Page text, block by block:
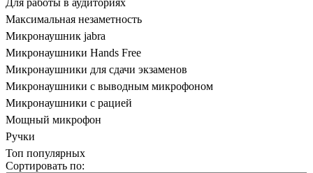
Для работы в аудиториях
Максимальная незаметность
Микронаушник jabra
Микронаушники Hands Free
Микронаушники для сдачи экзаменов
Микронаушники с выводным микрофоном
Микронаушники с рацией
Мощный микрофон
Ручки
Топ популярных
Сортировать по: